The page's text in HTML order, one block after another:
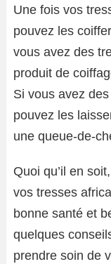
Une fois vos
pouvez les
vous avez des
produit de
Si vous avez
pouvez les
une queue-de-
Quoi qu’il en
vos tresses
bonne santé et
quelques
prendre soin de